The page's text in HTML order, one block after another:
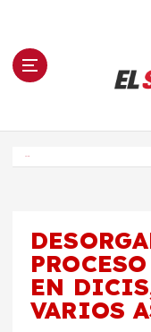
n El
EN
VARIOS